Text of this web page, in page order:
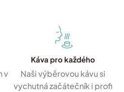
v
Káva pro každého
Naši výběrovou kávu si
vychutná začátečník i profi